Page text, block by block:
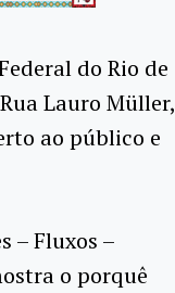
do Rio de
Lauro Müller,
ao público e
– Fluxos –
o porquê